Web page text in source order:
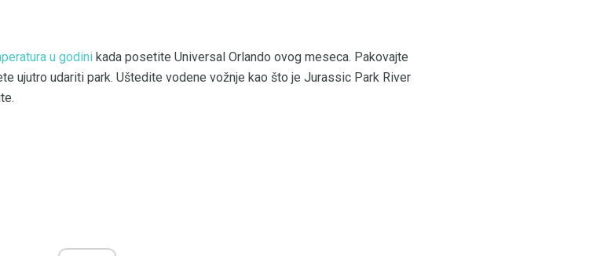
u godini kada posetite Universal Orlando ovog meseca. Pakovajte
ujutro udariti park. Uštedite vodene vožnje kao što je Jurassic Park River